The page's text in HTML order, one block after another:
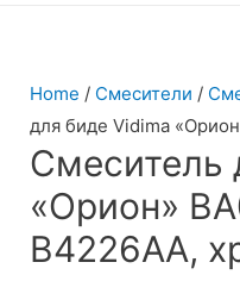
Home / Смесители /
для биде Vidima
Смеситель
«Орион»
В4226АА,